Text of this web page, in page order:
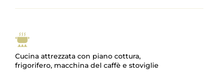
Cucina attrezzata con piano cottura,
frigorifero, macchina del caffè e stoviglie